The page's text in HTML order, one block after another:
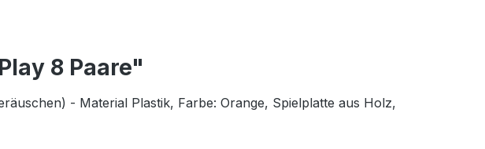
8 Paare"
- Material Plastik, Farbe: Orange, Spielplatte aus Holz,